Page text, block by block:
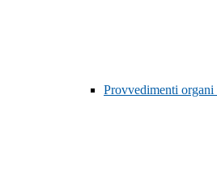
Provvedimenti